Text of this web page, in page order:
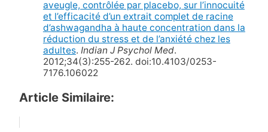
aveugle, contrôlée par placebo, sur l’innocuité
et l’efficacité d’un extrait complet de racine
d’ashwagandha à haute concentration dans la
réduction du stress et de l’anxiété chez les
adultes. Indian J Psychol Med.
2012;34(3):255-262. doi:10.4103/0253-
7176.106022
Article Similaire: